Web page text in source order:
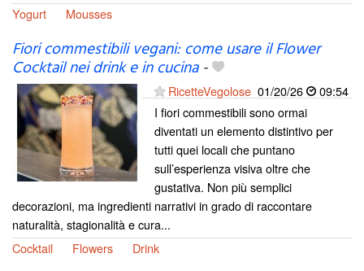
Yogurt
Mousses
Fiori commestibili vegani: come usare il Flower
Cocktail nei drink e in cucina-
RicetteVegolose 01/20/26
09:54
I fiori commestibili sono ormai
diventati un elemento distintivo per
tutti quei locali che puntano
sull’esperienza visiva oltre che
gustativa. Non più semplici
decorazioni, ma ingredienti narrativi in grado di raccontare
naturalità, stagionalità e cura...
Cocktail
Flowers Drink